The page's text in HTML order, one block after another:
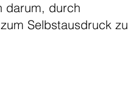
darum, durch
Selbstausdruck zu